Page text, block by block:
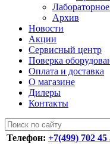
Архив
Новости
Акции
Сервисный центр
Поверка
Оплата и доставка
О магазине
Дилеры
Контакты
Телефон: +7(499) 702 45